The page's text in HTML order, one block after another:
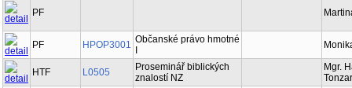
PF
PF HPOP3001 Občanské právo hmotné
HTF L0505
Proseminář biblických
znalostí NZ
Mgr.